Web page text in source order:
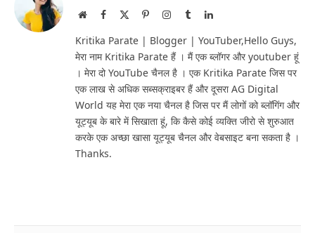
WebsiteFacebook PinterestInstagram
TumblrLinkedIn
Kritika Parate | Blogger | YouTuber,Hello Guys,
मेरा नाम Kritika Parate हैं । मैं एक ब्लॉगर और youtuber हूं
। मेरा दो YouTube चैनल है । एक Kritika Parate जिस पर
एक लाख से अधिक सब्सक्राइबर हैं और दूसरा AG Digital
World यह मेरा एक नया चैनल है जिस पर मैं लोगों को ब्लॉगिंग और
यूट्यूब के बारे में सिखाता हूं, कि कैसे कोई व्यक्ति जीरो से शुरुआत
करके एक अच्छा खासा यूट्यूब चैनल और वेबसाइट बना सकता है ।
Thanks.